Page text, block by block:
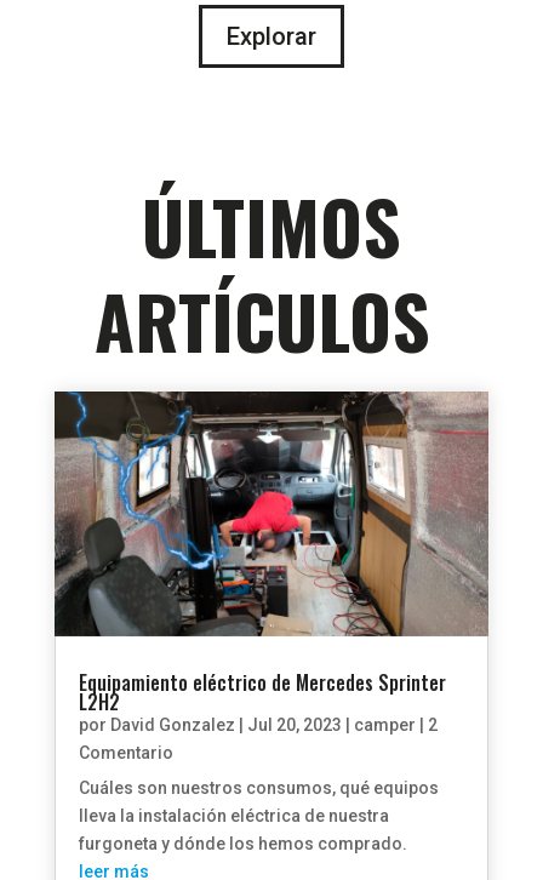
Explorar
ÚLTIMOS
ARTÍCULOS
Equipamiento eléctrico de Mercedes Sprinter
L2H2
por David Gonzalez Jul 20, 2023 camper | 2
Comentario
Cuáles son nuestros consumos, qué equipos
lleva la instalación eléctrica de nuestra
furgoneta y dónde los hemos comprado.
leer más